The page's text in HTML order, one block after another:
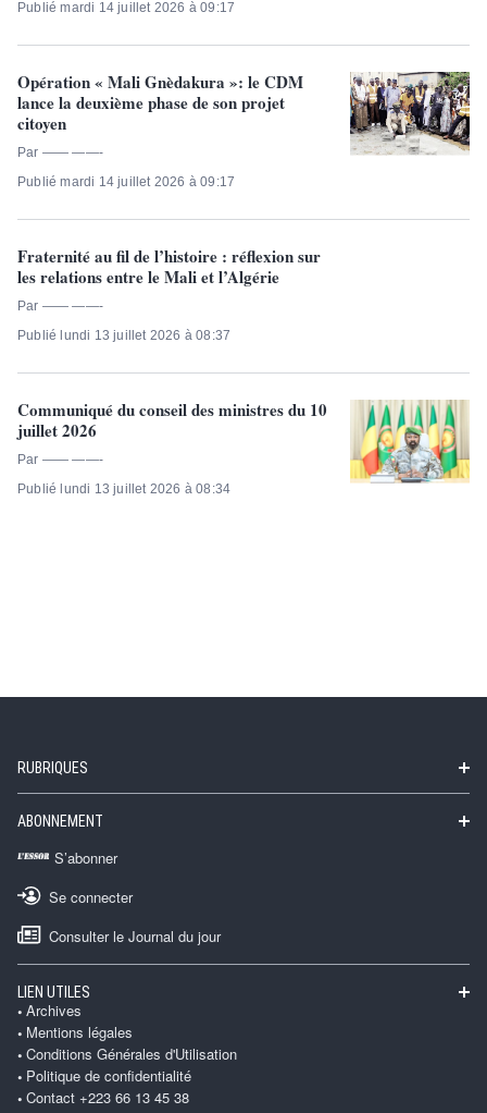
Publié mardi 14 juillet 2026 à 09:17
Opération « Mali Gnèdakura »: le CDM
lance la deuxième phase de son projet
citoyen
Par —— ——-
Publié mardi 14 juillet 2026 à 09:17
Fraternité au fil de l’histoire : réflexion sur
les relations entre le Mali et l’Algérie
Par —— ——-
Publié lundi 13 juillet 2026 à 08:37
Communiqué du conseil des ministres du 10
juillet 2026
Par —— ——-
Publié lundi 13 juillet 2026 à 08:34
RUBRIQUES
ABONNEMENT
S’abonner
Se connecter
Consulter le Journal du jour
LIEN UTILES
Archives
Mentions légales
Conditions Générales d'Utilisation
Politique de confidentialité
Contact +223 66 13 45 38